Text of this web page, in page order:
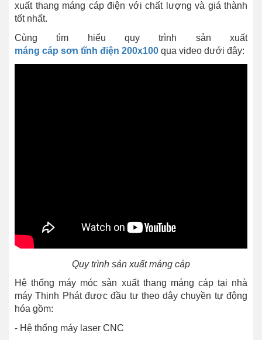
xuất thang máng cáp điện với chất lượng và giá thành
tốt nhất.
Cùng tìm hiểu quy trình sản xuất
máng cáp sơn tĩnh điện 200x100 qua video dưới đây:
Quy trình sản xuất máng cáp
Hệ thống máy móc sản xuất thang máng cáp tại nhà
máy Thịnh Phát được đầu tư theo dây chuyền tự động
hóa gồm:
- Hệ thống máy laser CNC